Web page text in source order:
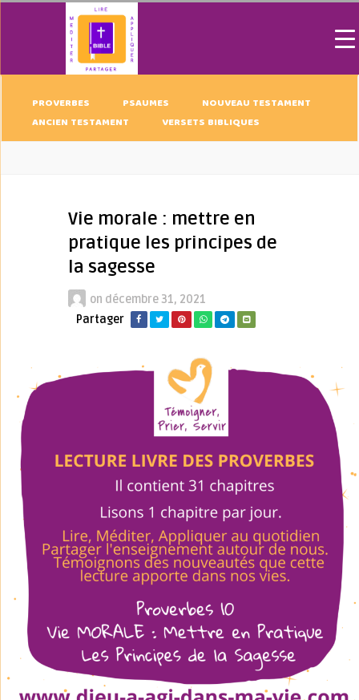
PROVERBES PSAUMES
NOUVEAU TESTAMENT
ANCIEN TESTAMENT
VERSETS BIBLIQUES
Vie morale : mettre en
pratique les principes de
la sagesse
on décembre 31, 2021
Partager